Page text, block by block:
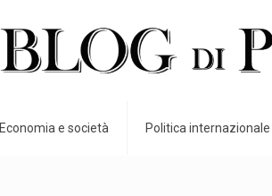
Economia e società Politica internazionale